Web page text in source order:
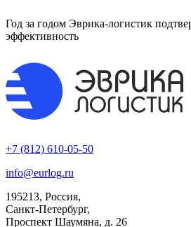
Год за годом Эврика-логистик
эффективность
+7 (812) 610‑05‑50
info@eurlog.ru
195213, Россия,
Санкт‑Петербург,
Проспект Шаумяна, д. 26